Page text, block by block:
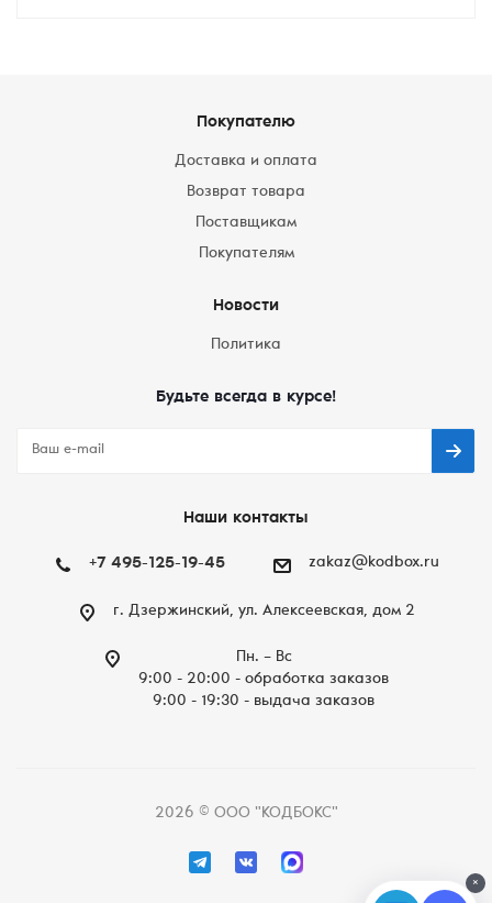
Покупателю
Доставка и оплата
Возврат товара
Поставщикам
Покупателям
Новости
Политика
Будьте всегда в курсе!
Наши контакты
+7 495-125-19-45 zakaz@kodbox.ru
г. Дзержинский, ул. Алексеевская, дом 2
Пн. – Вc
9:00 - 20:00 - обработка заказов
9:00 - 19:30 - выдача заказов
2026 © ООО "КОДБОКС"
×